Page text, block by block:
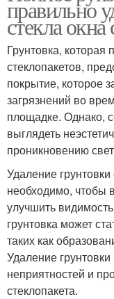
правильно
стекла окна
Грунтовка,
стеклопакетов,
покрытие, которое
загрязнений во
площадке. Однако,
выглядеть
проникновению
Удаление грунтовки
необходимо, чтобы
улучшить
грунтовка может
таких как
Удаление
неприятностей и
стеклопакета.